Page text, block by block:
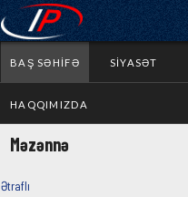
BAŞ SƏHIFƏ SIYASƏT
HAQQIMIZDA
Məzənnə
Ətraflı